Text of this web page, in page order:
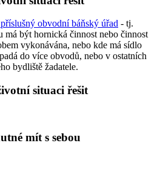
obvodní báňský úřad - tj.
má být hornická činnost nebo činnost
vykonávána, nebo kde má sídlo
do více obvodů, nebo v ostatních
bydliště žadatele.
situaci řešit
mít s sebou